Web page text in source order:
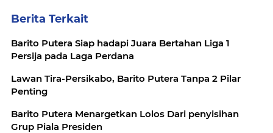
Berita Terkait
Barito Putera Siap hadapi Juara Bertahan Liga 1
Persija pada Laga Perdana
Lawan Tira-Persikabo, Barito Putera Tanpa 2 Pilar
Penting
Barito Putera Menargetkan Lolos Dari penyisihan
Grup Piala Presiden